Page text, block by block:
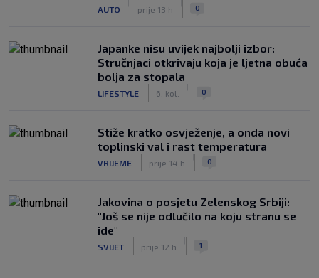
AUTO prije 13 h 0
Japanke nisu uvijek najbolji izbor:
Stručnjaci otkrivaju koja je ljetna obuća
bolja za stopala
LIFESTYLE 6. kol. 0
Stiže kratko osvježenje, a onda novi
toplinski val i rast temperatura
VRIJEME prije 14 h 0
Jakovina o posjetu Zelenskog Srbiji:
"Još se nije odlučilo na koju stranu se
ide"
SVIJET prije 12 h 1